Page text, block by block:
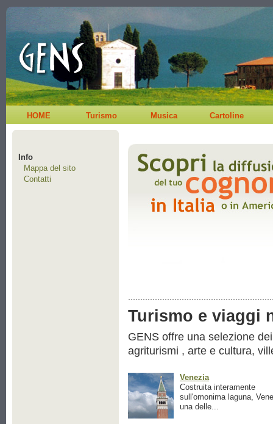
HOME Turismo Musica Cartoline
Info
Mappa del sito
Contatti
Turismo e viaggi
GENS offre una selezione
agriturismi , arte e cultura,
Venezia
Costruita interamente
sull'omonima laguna,
una delle...